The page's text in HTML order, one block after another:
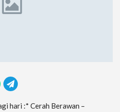
hari :* Cerah Berawan –